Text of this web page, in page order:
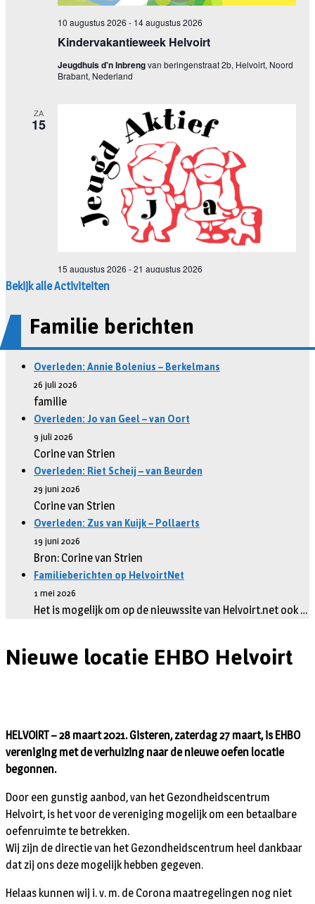
Bekijk alle Activiteiten
Familie berichten
Overleden: Annie Bolenius – Berkelmans
26 juli 2026
familie
Overleden: Jo van Geel – van Oort
9 juli 2026
Corine van Strien
Overleden: Riet Scheij – van Beurden
29 juni 2026
Corine van Strien
Overleden: Zus van Kuijk – Pollaerts
19 juni 2026
Bron: Corine van Strien
Familieberichten op HelvoirtNet
1 mei 2026
Het is mogelijk om op de nieuwssite van Helvoirt.net ook …
Nieuwe locatie EHBO Helvoirt
HELVOIRT – 28 maart 2021. Gisteren, zaterdag 27 maart, is EHBO
vereniging met de verhuizing naar de nieuwe oefen locatie
begonnen.
Door een gunstig aanbod, van het Gezondheidscentrum
Helvoirt, is het voor de vereniging mogelijk om een betaalbare
oefenruimte te betrekken.
Wij zijn de directie van het Gezondheidscentrum heel dankbaar
dat zij ons deze mogelijk hebben gegeven.
Helaas kunnen wij i. v. m. de Corona maatregelingen nog niet